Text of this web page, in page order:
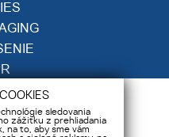
sledovania
zážitku z prehliadania
na to, aby sme vám